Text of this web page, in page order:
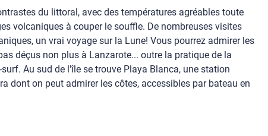
du littoral, avec des températures agréables toute
volcaniques à couper le souffle. De nombreuses visites
un vrai voyage sur la Lune! Vous pourrez admirer les
déçus non plus à Lanzarote... outre la pratique de la
Au sud de l'île se trouve Playa Blanca, une station
dont on peut admirer les côtes, accessibles par bateau en